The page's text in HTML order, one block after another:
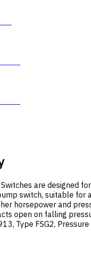
are designed
switch, suitable
horsepower and
open on falling
Type FSG2, Pressure